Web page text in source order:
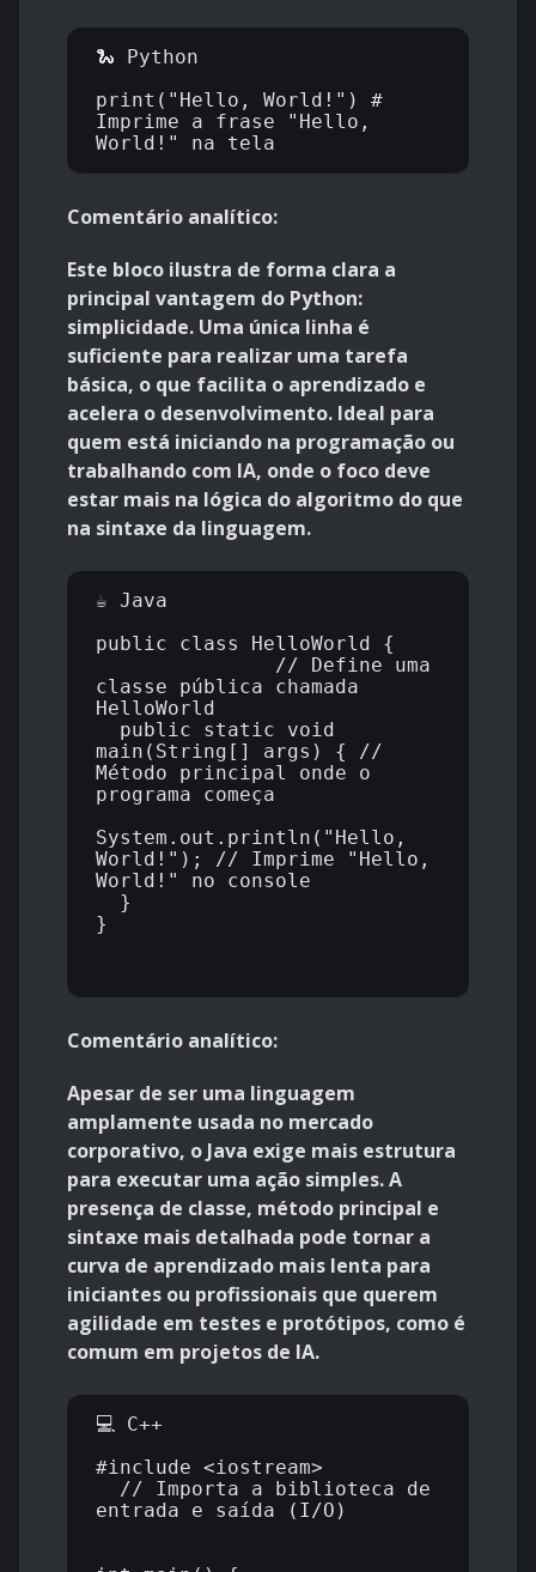
🐍 Python
print("Hello, World!") #
Imprime a frase "Hello,
Comentário analítico:
Este bloco ilustra de forma clara a
principal vantagem do Python:
simplicidade. Uma única linha é
suficiente para realizar uma tarefa
básica, o que facilita o aprendizado e
acelera o desenvolvimento. Ideal para
quem está iniciando na programação ou
trabalhando com IA, onde o foco deve
estar mais na lógica do algoritmo do que
na sintaxe da linguagem.
☕ Java
public class HelloWorld {
// Define uma
classe pública chamada
HelloWorld
public static void
main(String[] args) { //
Método principal onde o
programa começa
System.out.println("Hello,
World!"); // Imprime "Hello,
World!" no console
}
}
Comentário analítico:
Apesar de ser uma linguagem
amplamente usada no mercado
corporativo, o Java exige mais estrutura
para executar uma ação simples. A
presença de classe, método principal e
sintaxe mais detalhada pode tornar a
curva de aprendizado mais lenta para
iniciantes ou profissionais que querem
agilidade em testes e protótipos, como é
comum em projetos de IA.
💻 C++
#include <iostream>
// Importa a biblioteca de
entrada e saída (I/O)